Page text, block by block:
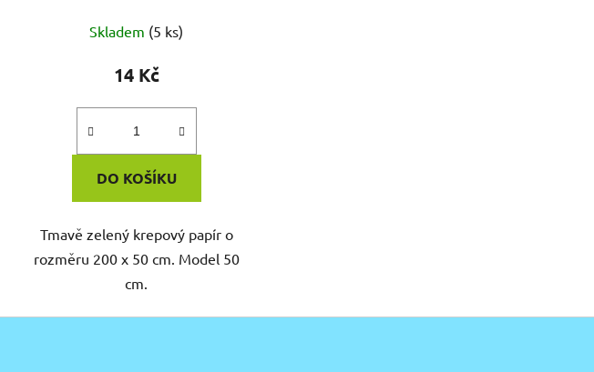
Skladem (5 ks)
14 Kč
DO KOŠÍKU
Tmavě zelený krepový papír o
rozměru 200 x 50 cm. Model 50
cm.